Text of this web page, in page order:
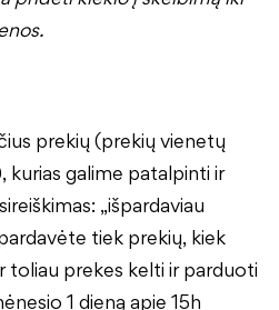
prekių (prekių vienetų
kurias galime patalpinti ir
„išpardaviau
tiek prekių, kiek
toliau prekes kelti ir parduoti
1 dieną apie 15h